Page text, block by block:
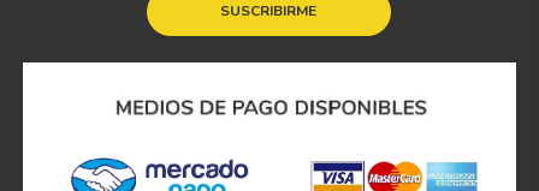
SUSCRIBIRME